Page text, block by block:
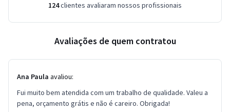
124clientes avaliaram nossos profissionais
Avaliações de quem contratou
Ana Paula avaliou:
Fui muito bem atendida com um trabalho de qualidade. Valeu a
pena, orçamento grátis e não é careiro. Obrigada!